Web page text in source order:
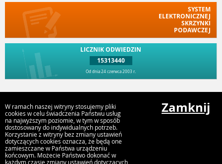
SYSTEM
ELEKTRONICZNEJ
SKRZYNKI
PODAWCZEJ
LICZNIK ODWIEDZIN
15313440
Od dnia 24 czerwca 2003 r.
Urząd Miejski w Myszyńcu
ul. Plac Wolności 60, 07-430 Myszyniec
W ramach naszej witryny stosujemy pliki
cookies w celu świadczenia Państwu usług
na najwyższym poziomie, w tym w sposób
dostosowany do indywidualnych potrzeb.
Korzystanie z witryny bez zmiany ustawień
dotyczących cookies oznacza, że będą one
zamieszczane w Państwa urządzeniu
końcowym. Możecie Państwo dokonać w
każdym czasie zmiany ustawień dotyczących
Zamknij